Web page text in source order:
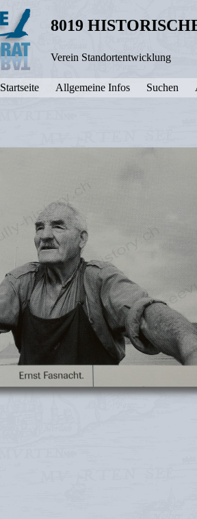
8019
Verein Standortentwicklung
Startseite Allgemeine Infos Suchen